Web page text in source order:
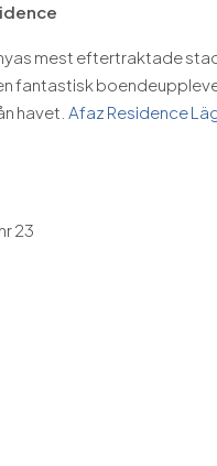
mest eftertraktade
fantastisk
havet. Afaz Residence
23